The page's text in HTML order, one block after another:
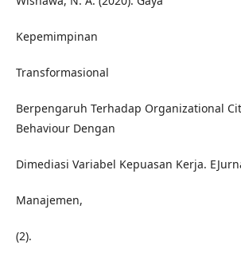
Kepemimpinan
Transformasional
Berpengaruh Terhadap Organizational
Behaviour Dengan
Dimediasi Variabel Kepuasan Kerja.
Manajemen,
(2).